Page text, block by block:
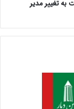
به تغییر مدیر